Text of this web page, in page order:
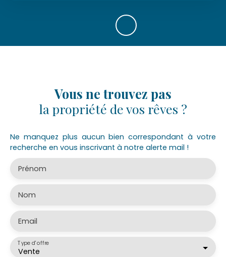
Vous ne trouvez pas
la propriété de vos rêves ?
Ne manquez plus aucun bien correspondant à votre
recherche en vous inscrivant à notre alerte mail !
Prénom
Nom
Email
Vente
Type d'offre